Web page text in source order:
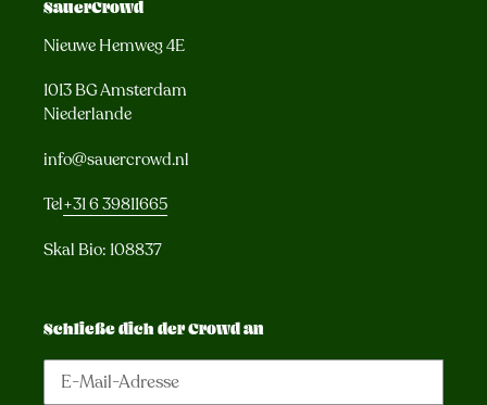
SauerCrowd
Nieuwe Hemweg 4E
1013 BG Amsterdam
Niederlande
info@sauercrowd.nl
Tel+31 6 39811665
Skal Bio: 108837
Schließe dich der Crowd an